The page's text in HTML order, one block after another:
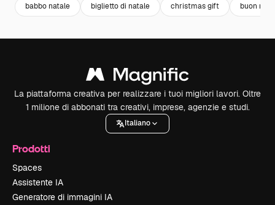
babbo natale biglietto di natale christmas gift buon
La piattaforma creativa per realizzare i tuoi migliori lavori. Oltre
1 milione di abbonati tra creativi, imprese, agenzie e studi.
Italiano
Prodotti
Spaces
Assistente IA
Generatore di immagini IA